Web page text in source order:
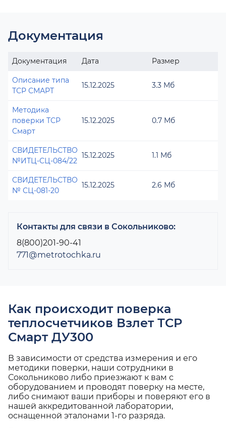
Документация
Документация Дата Размер
Описание типа
ТСР СМАРТ
15.12.2025 3.3 Мб
Методика
поверки ТСР
Смарт
15.12.2025 0.7 Мб
СВИДЕТЕЛЬСТВО
№ИТЦ-СЦ-084/22
15.12.2025 1.1 Мб
СВИДЕТЕЛЬСТВО
№ СЦ-081-20
15.12.2025 2.6 Мб
Контакты для связи в Сокольниково:
8(800)201-90-41
771@metrotochka.ru
Как происходит поверка
теплосчетчиков Взлет ТСР
Смарт ДУ300
В зависимости от средства измерения и его
методики поверки, наши сотрудники в
Сокольниково либо приезжают к вам с
оборудованием и проводят поверку на месте,
либо снимают ваши приборы и поверяют его в
нашей аккредитованной лаборатории,
оснащенной эталонами 1-го разряда.